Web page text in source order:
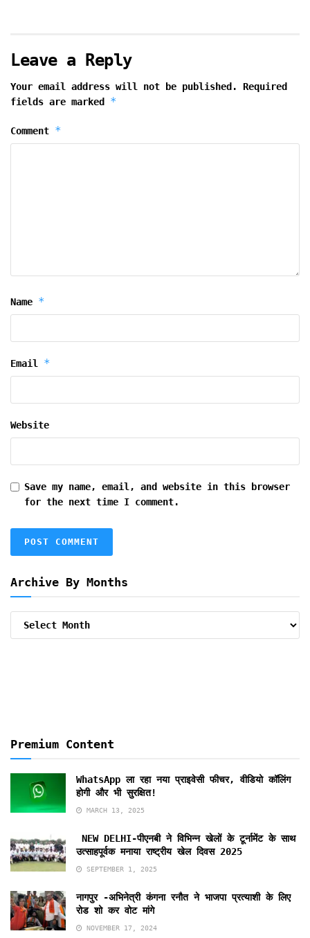
Leave a Reply
Your email address will not be published.
Required
fields are marked *
Comment *
Name *
Email *
Website
Save my name, email, and website in this browser
for the next time I comment.
Archive By Months
Premium Content
WhatsApp ला रहा नया प्राइवेसी फीचर, वीडियो कॉलिंग
होगी और भी सुरक्षित!
MARCH 13, 2025
NEW DELHI-पीएनबी ने विभिन्न खेलों के टूर्नामेंट के साथ
उत्साहपूर्वक मनाया राष्ट्रीय खेल दिवस 2025
SEPTEMBER 1, 2025
नागपुर -अभिनेत्री कंगना रनौत ने भाजपा प्रत्याशी के लिए
रोड शो कर वोट मांगे
NOVEMBER 17, 2024